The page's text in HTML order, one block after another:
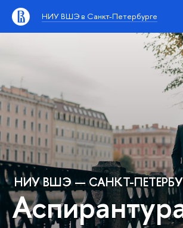
НИУ ВШЭ в Санкт-Петербурге
НИУ ВШЭ — САНКТ-